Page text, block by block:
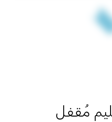
مُقفل